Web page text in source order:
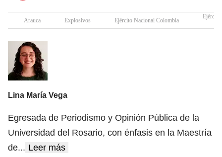
Arauca Explosivos Ejército Nacional Colombia
Ejército
Lina María Vega
Egresada de Periodismo y Opinión Pública de la
Universidad del Rosario, con énfasis en la Maestría
de... Leer más